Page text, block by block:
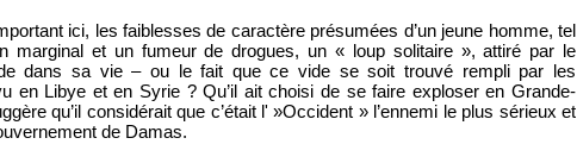
ici, les faiblesses de caractère présumées d’un jeune homme, tel
marginal et un fumeur de drogues, un « loup solitaire », attiré par le
dans sa vie – ou le fait que ce vide se soit trouvé rempli par les
en Libye et en Syrie ? Qu’il ait choisi de se faire exploser en Grande-
qu’il considérait que c’était l' »Occident » l’ennemi le plus sérieux et
de Damas.